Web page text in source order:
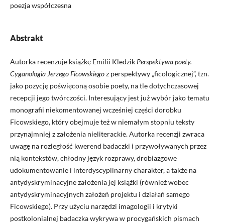
poezja współczesna
Abstrakt
Autorka recenzuje książkę Emilii Kledzik Perspektywa poety.
Cyganologia Jerzego Ficowskiegoz perspektywy „ficologicznej”, tzn.
jako pozycję poświęconą osobie poety, na tle dotychczasowej
recepcji jego twórczości. Interesujący jest już wybór jako tematu
monografii niekomentowanej wcześniej części dorobku
Ficowskiego, który obejmuje też w niemałym stopniu teksty
przynajmniej z założenia nieliterackie. Autorka recenzji zwraca
uwagę na rozległość kwerend badaczki i przywoływanych przez
nią kontekstów, chłodny język rozprawy, drobiazgowe
udokumentowanie i interdyscyplinarny charakter, a także na
antydyskryminacyjne założenia jej książki (również wobec
antydyskryminacyjnych założeń projektu i działań samego
Ficowskiego). Przy użyciu narzędzi imagologii i krytyki
postkolonialnej badaczka wykrywa w procygańskich pismach